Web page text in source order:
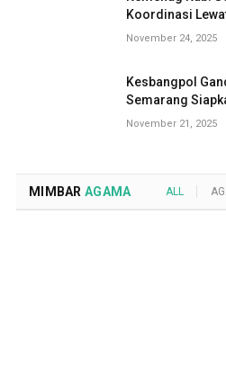
Koordinasi
November 24, 2025
Kesbangpol
Semarang
November 21, 2025
MIMBAR AGAMA ALL